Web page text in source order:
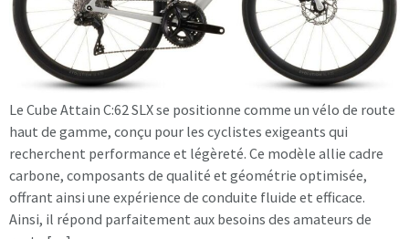
Le Cube Attain C:62 SLX se positionne comme un vélo de route
haut de gamme, conçu pour les cyclistes exigeants qui
recherchent performance et légèreté. Ce modèle allie cadre
carbone, composants de qualité et géométrie optimisée,
offrant ainsi une expérience de conduite fluide et efficace.
Ainsi, il répond parfaitement aux besoins des amateurs de